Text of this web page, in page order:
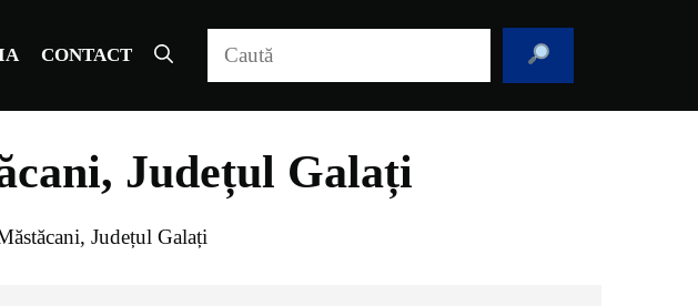
CONTACT
Județul Galați
Județul Galați